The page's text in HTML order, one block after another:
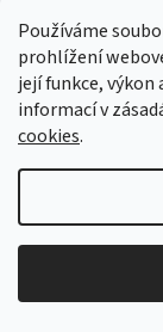
Používáme
prohlížení
její funkce,
informací v
cookies.